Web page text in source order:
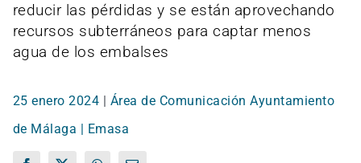
reducir las pérdidas y se están aprovechando
recursos subterráneos para captar menos
agua de los embalses
25 enero 2024
Área de Comunicación Ayuntamiento
de Málaga | Emasa